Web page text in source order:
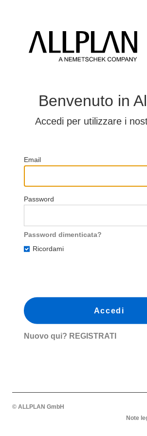
Benvenuto in
Accedi per utilizzare i
Email
Password
Password dimenticata?
Ricordami
Nuovo qui? REGISTRATI
© ALLPLAN GmbH
Note